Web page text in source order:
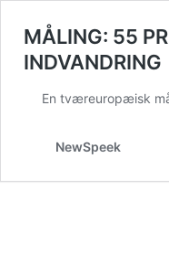
MÅLING: 55
INDVANDRING
En tværeuropæisk
NewSpeek